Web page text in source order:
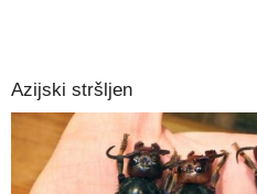
Azijski stršljen